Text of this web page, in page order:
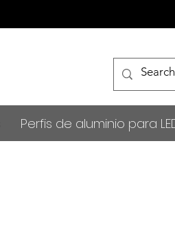
Perfis de aluminio para